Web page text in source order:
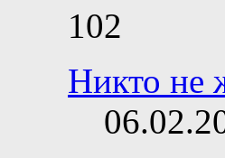
102
Никто не